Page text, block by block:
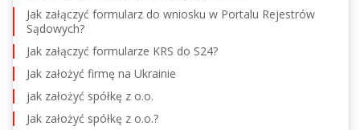
Jak załączyć formularz do wniosku w Portalu Rejestrów
Sądowych?
Jak załączyć formularze KRS do S24?
Jak założyć firmę na Ukrainie
jak założyć spółkę z o.o.
Jak założyć spółkę z o.o.?